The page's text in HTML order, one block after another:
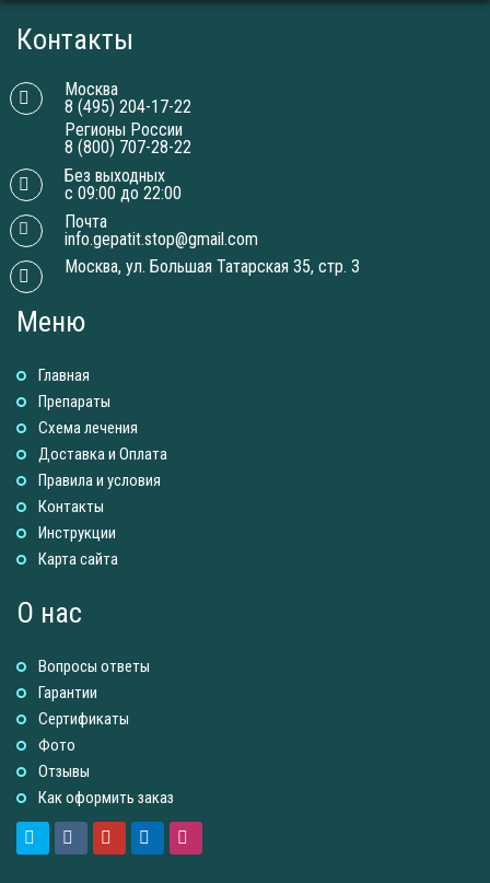
Контакты
Москва
8 (495) 204-17-22
Регионы России
8 (800) 707-28-22
Без выходных
с 09:00 до 22:00
Почта
info.gepatit.stop@gmail.com
Москва, ул. Большая Татарская 35, стр. 3
Меню
Главная
Препараты
Схема лечения
Доставка и Оплатa
Правила и условия
Контакты
Инструкции
Карта сайта
О нас
Вопросы ответы
Гарантии
Сертификаты
Фото
Отзывы
Как оформить заказ